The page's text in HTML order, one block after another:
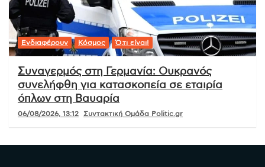
Ενδιαφέρουν Κόσμος Ό,τι είναι!
Συναγερμός στη Γερμανία: Ουκρανός
συνελήφθη για κατασκοπεία σε εταιρία
όπλων στη Βαυαρία
06/08/2026, 13:12 Συντακτική Ομάδα Politic.gr